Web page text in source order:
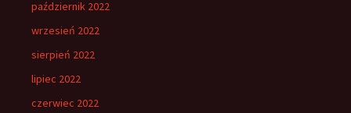
październik 2022
wrzesień 2022
sierpień 2022
lipiec 2022
czerwiec 2022